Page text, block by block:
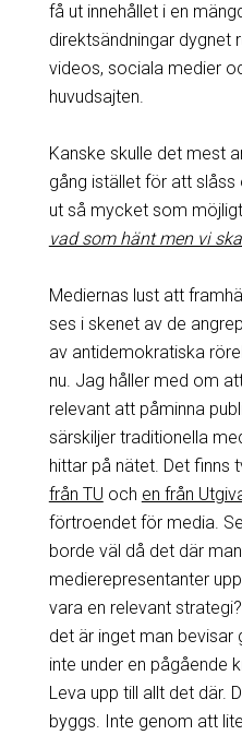
få ut innehållet i en
direktsändningar dygnet
videos, sociala medier
huvudsajten.
Kanske skulle det mest
gång istället för att
ut så mycket som
vad som hänt men vi ska
Mediernas lust att
ses i skenet av de
av antidemokratiska
nu. Jag håller med om
relevant att påminna
särskiljer traditionella
hittar på nätet. Det finns
från TU och en från
förtroendet för media.
borde väl då det där
medierepresentanter
vara en relevant
det är inget man
inte under en pågående
Leva upp till allt det där.
byggs. Inte genom att